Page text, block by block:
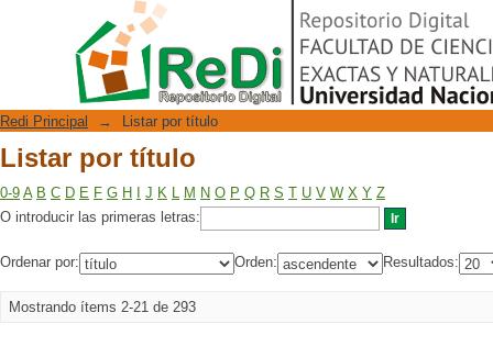
Listar por título
Repositorio Digital
Redi Principal → Listar por título
Listar por título
0-9 A B C D E F G H J K L M N O P Q R S T U V W X Y Z
O introducir las primeras letras:
Ordenar por: Orden: Resultados:
Mostrando ítems 2-21 de 293